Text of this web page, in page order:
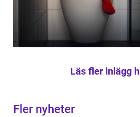
Läs fler inlägg
Fler nyheter